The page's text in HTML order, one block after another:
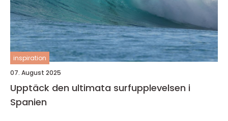
inspiration
07. August 2025
Upptäck den ultimata surfupplevelsen i
Spanien